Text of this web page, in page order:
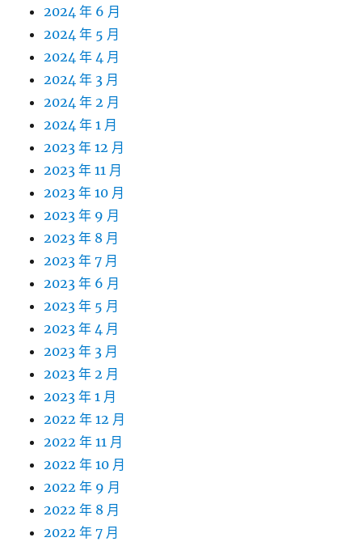
2024 年 6 月
2024 年 5 月
2024 年 4 月
2024 年 3 月
2024 年 2 月
2024 年 1 月
2023 年 12 月
2023 年 11 月
2023 年 10 月
2023 年 9 月
2023 年 8 月
2023 年 7 月
2023 年 6 月
2023 年 5 月
2023 年 4 月
2023 年 3 月
2023 年 2 月
2023 年 1 月
2022 年 12 月
2022 年 11 月
2022 年 10 月
2022 年 9 月
2022 年 8 月
2022 年 7 月